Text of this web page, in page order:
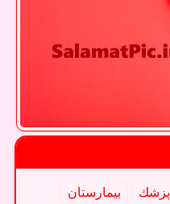
پزشك
بیمارستان